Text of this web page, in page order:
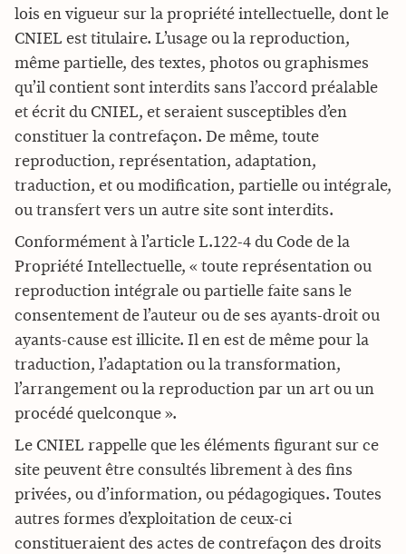
lois en vigueur sur la propriété intellectuelle, dont le
CNIEL est titulaire. L’usage ou la reproduction,
même partielle, des textes, photos ou graphismes
qu’il contient sont interdits sans l’accord préalable
et écrit du CNIEL, et seraient susceptibles d’en
constituer la contrefaçon. De même, toute
reproduction, représentation, adaptation,
traduction, et ou modification, partielle ou intégrale,
ou transfert vers un autre site sont interdits.
Conformément à l’article L.122-4 du Code de la
Propriété Intellectuelle, « toute représentation ou
reproduction intégrale ou partielle faite sans le
consentement de l’auteur ou de ses ayants-droit ou
ayants-cause est illicite. Il en est de même pour la
traduction, l’adaptation ou la transformation,
l’arrangement ou la reproduction par un art ou un
procédé quelconque ».
Le CNIEL rappelle que les éléments figurant sur ce
site peuvent être consultés librement à des fins
privées, ou d’information, ou pédagogiques. Toutes
autres formes d’exploitation de ceux-ci
constitueraient des actes de contrefaçon des droits